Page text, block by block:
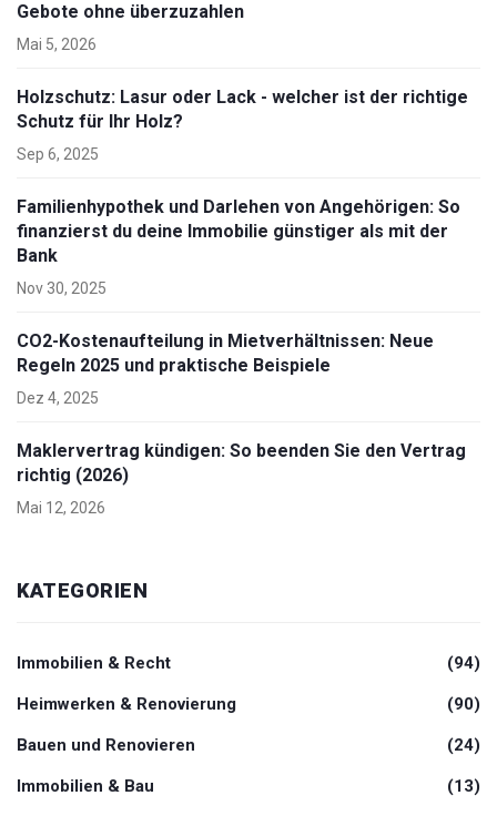
Gebote ohne überzuzahlen
Mai 5, 2026
Holzschutz: Lasur oder Lack - welcher ist der richtige
Schutz für Ihr Holz?
Sep 6, 2025
Familienhypothek und Darlehen von Angehörigen: So
finanzierst du deine Immobilie günstiger als mit der
Bank
Nov 30, 2025
CO2-Kostenaufteilung in Mietverhältnissen: Neue
Regeln 2025 und praktische Beispiele
Dez 4, 2025
Maklervertrag kündigen: So beenden Sie den Vertrag
richtig (2026)
Mai 12, 2026
KATEGORIEN
Immobilien & Recht (94)
Heimwerken & Renovierung (90)
Bauen und Renovieren (24)
Immobilien & Bau (13)